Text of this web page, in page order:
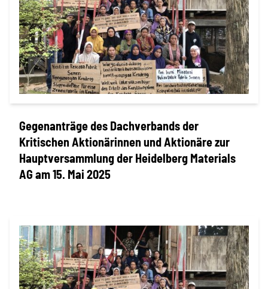
Über uns
Transparenz
Kontakt
english
Suche
Gegenanträge des Dachverbands der
Kritischen Aktionärinnen und Aktionäre zur
Hauptversammlung der Heidelberg Materials
AG am 15. Mai 2025